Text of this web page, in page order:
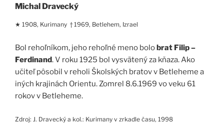
Michal Dravecký
★ 1908, Kurimany † 1969, Betlehem, Izrael
Bol rehoľníkom, jeho rehoľné meno bolobrat Filip –
Ferdinand. V roku 1925 bol vysvätený za kňaza. Ako
učiteľ pôsobil v reholi Školských bratov v Betleheme a
iných krajinách Orientu. Zomrel 8.6.1969 vo veku 61
rokov v Betleheme.
Zdroj: J. Dravecký a kol.: Kurimany v zrkadle času, 1998